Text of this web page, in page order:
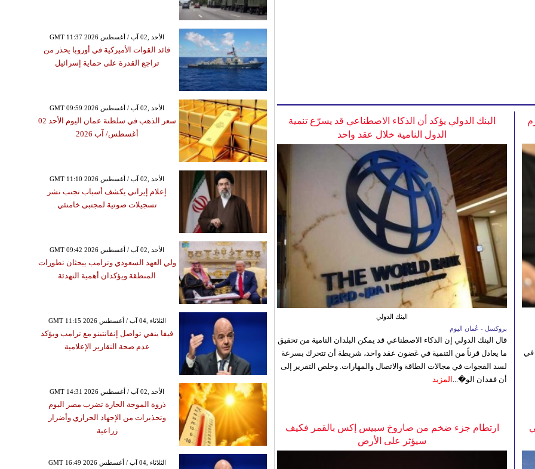
البنك الدولي يؤكد أن الذكاء الاصطناعي قد يسرّع تنمية
الدول النامية خلال عقد واحد
البنك الدولي
بروكسل - عُمان اليوم
قال البنك الدولي إن الذكاء الاصطناعي قد يمكن البلدان النامية من تحقيق
ما يعادل قرناً من التنمية في غضون عقد واحد، شريطة أن تتحرك بسرعة
لسد الفجوات في مجالات الطاقة والاتصال والمهارات. وخلص التقرير إلى
أن فقدان الو�... المزيد
في
ارتطام جزء ضخم من صاروخ سبيس إكس بالقمر فكيف
سيؤثر على الأرض
GMT 11:37 2026 الأحد ,02 آب / أغسطس
قائد القوات الأميركية في أوروبا يحذر من
تراجع القدرة على حماية إسرائيل
GMT 09:59 2026 الأحد ,02 آب / أغسطس
سعر الذهب في سلطنة عمان اليوم الأحد 02
أغسطس/ آب 2026
GMT 11:10 2026 الأحد ,02 آب / أغسطس
إعلام إيراني يكشف أسباب تجنب نشر
تسجيلات صوتية لمجتبى خامنئي
GMT 09:42 2026 الأحد ,02 آب / أغسطس
ولي العهد السعودي وترامب يبحثان تطورات
المنطقة ويؤكدان أهمية التهدئة
GMT 11:15 2026 الثلاثاء ,04 آب / أغسطس
فيفا ينفي تواصل إنفانتينو مع ترامب ويؤكد
عدم صحة التقارير الإعلامية
GMT 14:31 2026 الأحد ,02 آب / أغسطس
ذروة الموجة الحارة تضرب مصر اليوم
وتحذيرات من الإجهاد الحراري وأضرار
زراعية
GMT 16:49 2026 الثلاثاء ,04 آب / أغسطس